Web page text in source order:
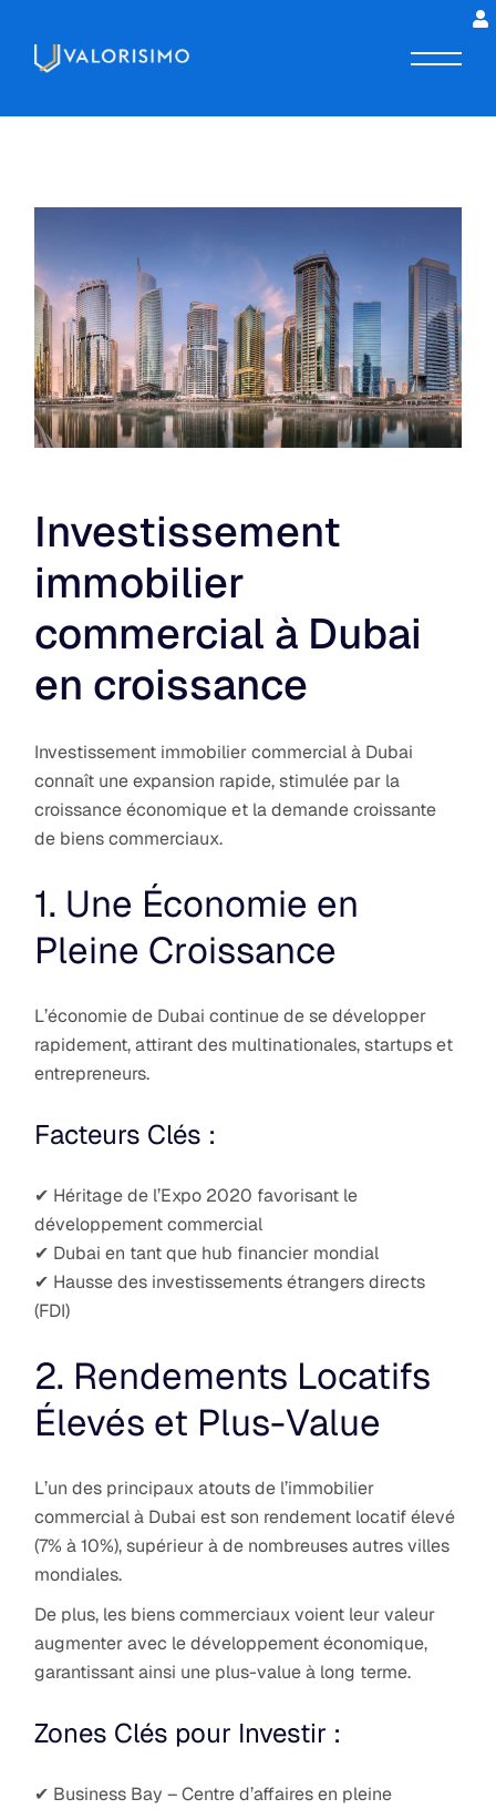
Investissement
immobilier
commercial à Dubai
en croissance
Investissement immobilier commercial à Dubai
connaît une expansion rapide, stimulée par la
croissance économique et la demande croissante
de biens commerciaux.
1. Une Économie en
Pleine Croissance
L’économie de Dubai continue de se développer
rapidement, attirant des multinationales, startups et
entrepreneurs.
Facteurs Clés :
✔ Héritage de l’Expo 2020 favorisant le
développement commercial
✔ Dubai en tant que hub financier mondial
✔ Hausse des investissements étrangers directs
(FDI)
2. Rendements Locatifs
Élevés et Plus-Value
L’un des principaux atouts de l’immobilier
commercial à Dubai est son rendement locatif élevé
(7% à 10%), supérieur à de nombreuses autres villes
mondiales.
De plus, les biens commerciaux voient leur valeur
augmenter avec le développement économique,
garantissant ainsi une plus-value à long terme.
Zones Clés pour Investir :
✔ Business Bay – Centre d’affaires en pleine